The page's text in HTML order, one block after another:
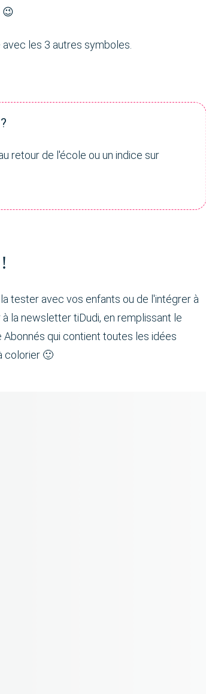
😉
les 3 autres symboles.
retour de l'école ou un indice sur
tester avec vos enfants ou de l'intégrer à
la newsletter tiDudi, en remplissant le
qui contient toutes les idées
colorier 🙂